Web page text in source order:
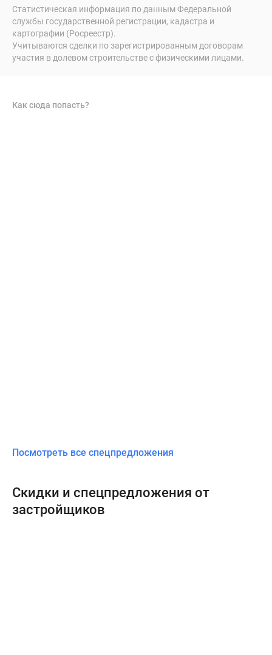
Статистическая информация по данным Федеральной
службы государственной регистрации, кадастра и
картографии (Росреестр).
Учитываются сделки по зарегистрированным договорам
участия в долевом строительстве с физическими лицами.
Как сюда попасть?
Посмотреть все спецпредложения
Скидки и спецпредложения от
застройщиков